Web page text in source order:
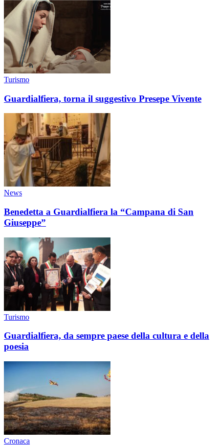
Turismo
Guardialfiera, torna il suggestivo Presepe Vivente
News
Benedetta a Guardialfiera la “Campana di San
Giuseppe”
Turismo
Guardialfiera, da sempre paese della cultura e della
poesia
Cronaca